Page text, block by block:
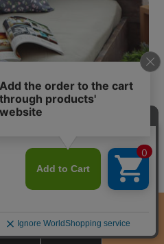
ピンクのお花が映える大人なかわ
物ガイド カート